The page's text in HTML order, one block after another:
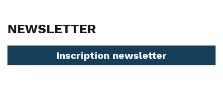
NEWSLETTER
Inscription newsletter